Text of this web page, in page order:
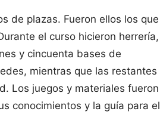
de plazas. Fueron ellos los que
el curso hicieron herrería,
y cincuenta bases de
mientras que las restantes
Los juegos y materiales fueron
conocimientos y la guía para el